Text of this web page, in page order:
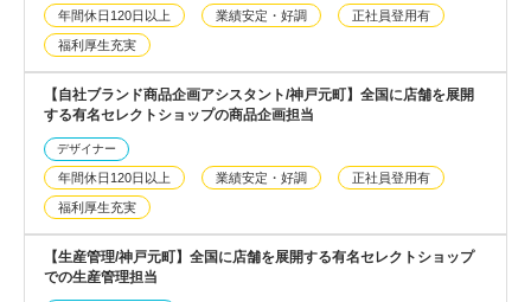
年間休日120日以上 業績安定・好調 正社員登用有
福利厚生充実
【自社ブランド商品企画アシスタント/神戸元町】全国に店舗を展開
する有名セレクトショップの商品企画担当
デザイナー
年間休日120日以上 業績安定・好調 正社員登用有
福利厚生充実
【生産管理/神戸元町】全国に店舗を展開する有名セレクトショップ
での生産管理担当